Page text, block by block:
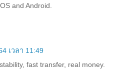
and Android.
เวลา 11:49
fast transfer, real money.